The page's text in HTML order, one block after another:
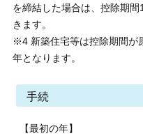
を締結した場合は、控除期
きます。
※4 新築住宅等は控除期間が
年となります。
手続
【最初の年】